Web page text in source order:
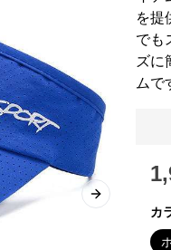
Next slide
を提
でも
ズに
ムで
カ